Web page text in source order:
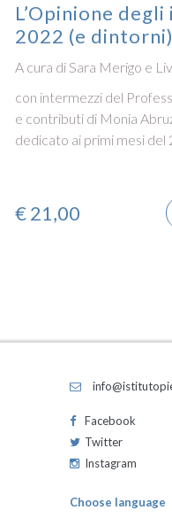
L’Opinione
2022 (e dintorni)
A cura di Sara Merigo e
con intermezzi del
e contributi di Monia
dedicato ai primi mesi del
€21,00
Facebook
Twitter
Instagram
Choose language